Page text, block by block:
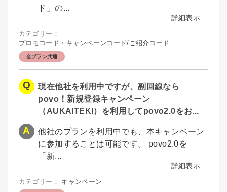
ド」の...
詳細表示
カテゴリー：
プロモコード・キャンペーンコード/ご紹介コード
全プラン共通
現在他社を利用中ですが、副回線なら
povo！新規登録キャンペーン
（AUKAITEKI）を利用してpovo2.0をお...
他社のプランを利用中でも、本キャンペーン
に参加することは可能です。 povo2.0を
「新...
詳細表示
カテゴリー： キャンペーン